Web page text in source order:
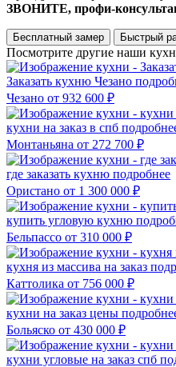
ЗВОНИТЕ, профи-
Бесплатный замер Быстрый
Посмотрите другие наши
Заказать кухню Чезано
Чезано от 932 600 ₽
кухни на заказ в спб
Монтаньяна от 272 700 ₽
где заказать кухню подробнее
Ористано от 1 300 000 ₽
купить угловую кухню
Бельпассо от 310 000 ₽
кухня из массива на заказ
Каттолика от 756 000 ₽
кухни на заказ цены
Больяско от 430 000 ₽
кухни угловые на заказ спб